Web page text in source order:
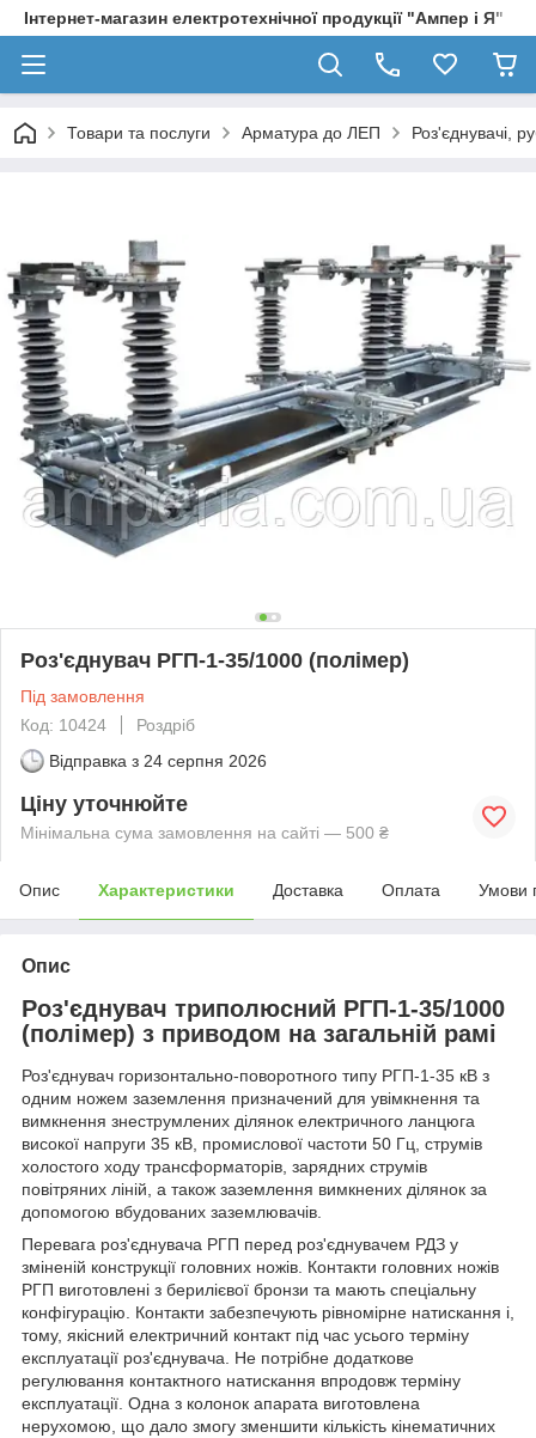
Інтернет-магазин електротехнічної продукції "Ампер і Я"
Товари та послуги Арматура до ЛЕП Роз'єднувачі,
Роз'єднувач РГП-1-35/1000 (полімер)
Під замовлення
Код: 10424
Роздріб
Відправка з 24 серпня 2026
Ціну уточнюйте
Мінімальна сума замовлення на сайті — 500 ₴
Опис Характеристики Доставка Оплата Умови
Опис
Роз'єднувач триполюсний РГП-1-35/1000
(полімер) з приводом на загальній рамі
Роз'єднувач горизонтально-поворотного типу РГП-1-35 кВ з
одним ножем заземлення призначений для увімкнення та
вимкнення знеструмлених ділянок електричного ланцюга
високої напруги 35 кВ, промислової частоти 50 Гц, струмів
холостого ходу трансформаторів, зарядних струмів
повітряних ліній, а також заземлення вимкнених ділянок за
допомогою вбудованих заземлювачів.
Перевага роз'єднувача РГП перед роз'єднувачем РДЗ у
зміненій конструкції головних ножів. Контакти головних ножів
РГП виготовлені з берилієвої бронзи та мають спеціальну
конфігурацію. Контакти забезпечують рівномірне натискання і,
тому, якісний електричний контакт під час усього терміну
експлуатації роз'єднувача. Не потрібне додаткове
регулювання контактного натискання впродовж терміну
експлуатації. Одна з колонок апарата виготовлена
нерухомою, що дало змогу зменшити кількість кінематичних